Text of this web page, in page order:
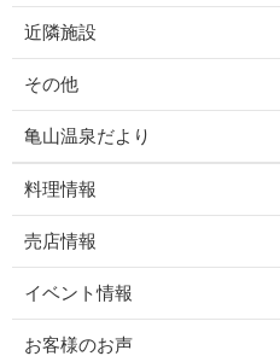
近隣施設
その他
亀山温泉だより
料理情報
売店情報
イベント情報
お客様のお声